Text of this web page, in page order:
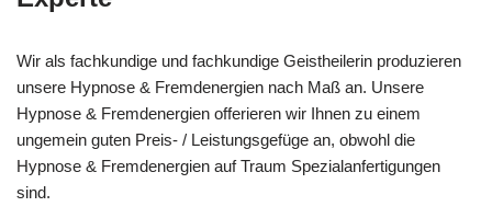
Wir als fachkundige und fachkundige Geistheilerin produzieren
unsere Hypnose & Fremdenergien nach Maß an. Unsere
Hypnose & Fremdenergien offerieren wir Ihnen zu einem
ungemein guten Preis- / Leistungsgefüge an, obwohl die
Hypnose & Fremdenergien auf Traum Spezialanfertigungen
sind.